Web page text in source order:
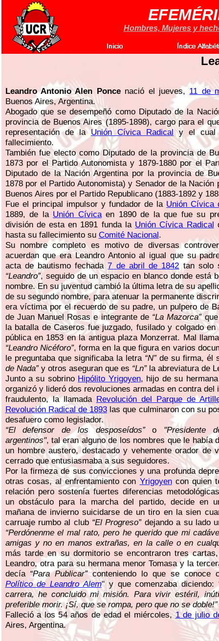
Hombres, Mujeres y
Leandro Antonio Alen Poncenació el jueves, 11 de
Buenos Aires, Argentina.
Abogado que se desempeñó como Diputado de la
provincia de Buenos Aires (1895-1898), cargo para el
representación de laUnión Cívica Radical y el cual
fallecimiento.
También fue electo como Diputado de la provincia de
1873 por el Partido Autonomista y 1879-1880 por el
Diputado de la Nación Argentina por la provincia de
1878 por el Partido Autonomista) y Senador de la Nación
Buenos Aires por el Partido Republicano (1883-1892 y
Fue el principal impulsor y fundador de la Unión Cívica
1889, de la Unión Cívicaen 1890 de la que fue su
división de esta en 1891 funda la Unión Cívica Radical
hasta su fallecimiento su Comité Nacional.
Su nombre completo es motivo de diversas
acuerdan que era Leandro Antonio al igual que su
acta de bautismo fechada7 de abril de 1842 tan solo
“Leandro”, seguido de un espacio en blanco donde está
nombre. En su juventud cambió la última letra de su
de su segundo nombre, para atenuar la permanente
era víctima por el recuerdo de su padre, un pulpero de
de Juan Manuel Rosas e integrante de “La Mazorca”que
la batalla de Caseros fue juzgado, fusilado y colgado
pública en 1853 en la antigua plaza Monzerrat. Mal
“Leandro Nicéforo”, forma en la que figura en varios
le preguntaba que significaba la letra “N”de su firma, él
de Nada”y otros aseguran que es “Ln”la abreviatura de
Junto a su sobrino Hipólito Yrigoyen, hijo de su
organizó y lideró dos revoluciones armadas en contra del
fraudulento, la llamada Revolución del Parque de
Revolución Radical de 1893 las que culminaron con su
desafuero como legislador.
“El defensor de los desposeídos”o "Presidente
argentinos", tal eran alguno de los nombres que le había
un hombre austero, destacado y vehemente orador de
cerrado que entusiasmaba a sus seguidores.
Por la firmeza de sus convicciones y una profunda
otras cosas, al enfrentamiento con Yrigoyencon quien
relación pero sostenía fuertes diferencias
un obstáculo para la marcha del partido, decide en
mañana de invierno suicidarse de un tiro en la sien
carruaje rumbo al club “El Progreso”dejando a su lado
“Perdónenme el mal rato, pero he querido que mi
amigas y no en manos extrañas, en la calle o en
más tarde en su dormitorio se encontraron tres
Leandro, otra para su hermana menor Tomasa y la
decía “Para Publicar”conteniendo lo que se conoce
Político de Leandro Alem" y que comenzaba diciendo:
carrera, he concluido mi misión. Para vivir estéril,
preferible morir. ¡Sí, que se rompa, pero que no se doble!”
Falleció a los 54 años de edad el miércoles,1 de julio
Aires, Argentina.